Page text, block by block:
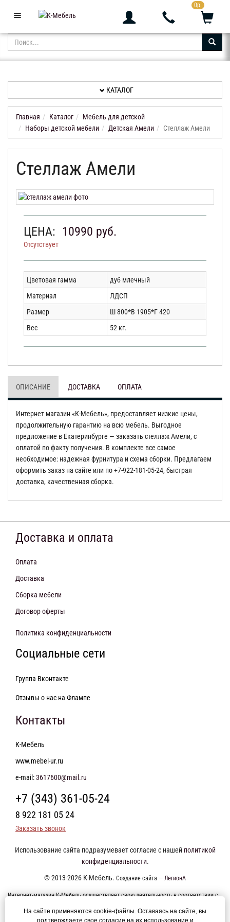
0р.
Звоните с 9:00 до 23:00 +7 (343) 361-05-24
КАТАЛОГ
АКЦИИ
НОВИНКИ
ОТЗЫВЫ
КАБИНЕТ
КАТАЛОГ
Главная Каталог
Мебель для детской
Наборы детской мебели
Детская Амели Стеллаж Амели
Стеллаж Амели
ЦЕНА: 10990 руб.
Отсутствует
Цветовая гамма
дуб млечный
Материал
ЛДСП
Размер
Ш 800*В 1905*Г 420
Вес
52 кг.
ОПИСАНИЕ ДОСТАВКА ОПЛАТА
Интернет магазин «К-Мебель», предоставляет низкие цены,
продолжительную гарантию на всю мебель. Выгодное
предложение в Екатеринбурге — заказать стеллаж Амели, с
оплатой по факту получения. В комплекте все самое
необходимое: надежная фурнитура и схема сборки. Предлагаем
оформить заказ на сайте или по +7-922-181-05-24, быстрая
доставка, качественная сборка.
Доставка и оплата
Оплата
Доставка
Сборка мебели
Договор оферты
Политика конфиденциальности
Социальные сети
Группа Вконтакте
Отзывы о нас на Флампе
Контакты
К-Мебель
www.mebel-ur.ru
e-mail:3617600@mail.ru
+7 (343) 361-05-24
8 922 181 05 24
Заказать звонок
На сайте применяются cookie-файлы. Оставаясь на сайте, вы
подтверждаете свое согласие на их использование и
Использование сайта подразумевает согласие с нашей политикой
конфиденциальности.
© 2013-2026 К-Мебель. Создание сайта — ЛегионА
Интернет-магазин К-Мебель осуществляет свою деятельность в соответствии с
требованиями Федерального закона от 27 июля 2006 года №152-ФЗ "О
персональных данных". Оформление заказа возможно только при наличии